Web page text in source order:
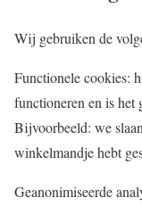
Wij gebruiken de
Functionele cookies:
functioneren en is het
Bijvoorbeeld: we
winkelmandje hebt
Geanonimiseerde